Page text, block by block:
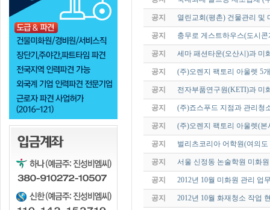
공지 열린교회(평촌) 건물관리 및
공지 충무로 게스트하우스(도시
공지 세마 패션타운(오산시)과 미
공지 (주)오렌지 팩토리 아울렛 5
공지 전자부품연구원(KETI)과 미
공지 (주)죠스푸드 지점과 관리청
공지 (주)오렌지 팩토리 아울렛(
공지 벌리츠코리아 어학원(여의
공지 서울 신정동 논술학원 미화
공지 2012년 10월 미화원 관리 업
공지 2012년 10월 화재청소 작업